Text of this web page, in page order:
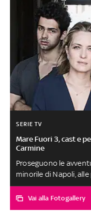
SERIE TV
Mare Fuori 3, cast e
Carmine
Proseguono le
minorile di Napoli,
crescita, le crisi di
voti dei personaggi
Vai alla Fotogallery